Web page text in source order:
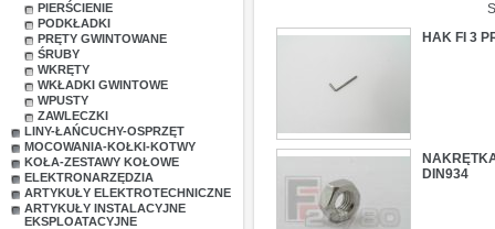
PIERŚCIENIE
PODKŁADKI
PRĘTY GWINTOWANE
ŚRUBY
WKRĘTY
WKŁADKI GWINTOWE
WPUSTY
ZAWLECZKI
LINY-ŁAŃCUCHY-OSPRZĘT
MOCOWANIA-KOŁKI-KOTWY
KOŁA-ZESTAWY KOŁOWE
ELEKTRONARZĘDZIA
ARTYKUŁY ELEKTROTECHNICZNE
ARTYKUŁY INSTALACYJNE
EKSPLOATACYJNE
HAK FI 3
DIN934